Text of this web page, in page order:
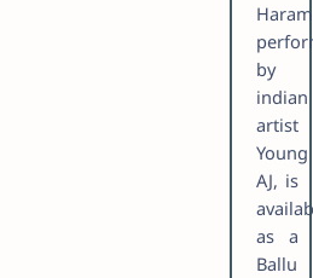
by
indian
artist
Young
AJ, is
as a
Ballu